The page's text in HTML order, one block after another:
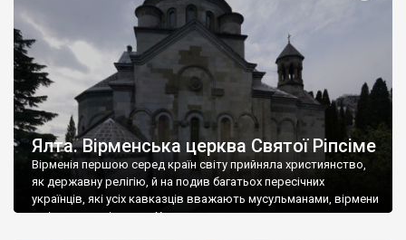
Ялта. Вірменська церква Святої Ріпсіме
Вірменія першою серед країн світу прийняла християнство,
як державну релігію, й на подив багатьох пересічних
українців, які усіх кавказців вважають мусульманами, вірмени
є відданими вірянами Христа